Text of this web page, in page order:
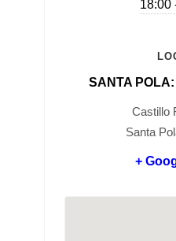
18:00
SANTA
Castillo
Santa
+